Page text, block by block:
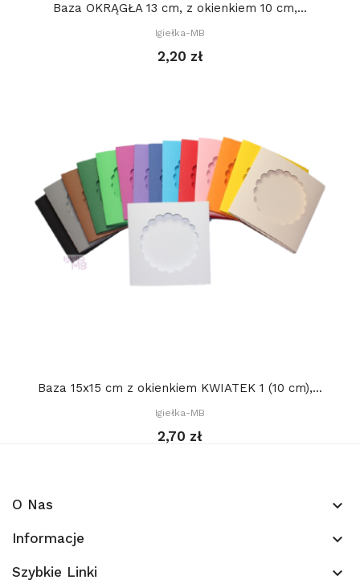
Baza OKRĄGŁA 13 cm, z okienkiem 10 cm,...
Igiełka-MB
2,20 zł
Baza 15x15 cm z okienkiem KWIATEK 1 (10 cm),...
Igiełka-MB
2,70 zł
O Nas keyboard_arrow_down
Informacje keyboard_arrow_down
Szybkie Linki keyboard_arrow_down